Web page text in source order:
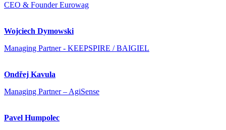
CEO & Founder Eurowag
Wojciech Dymowski
Managing Partner - KEEPSPIRE / BAIGIEL
Ondřej Kavula
Managing Partner – AgiSense
Pavel Humpolec